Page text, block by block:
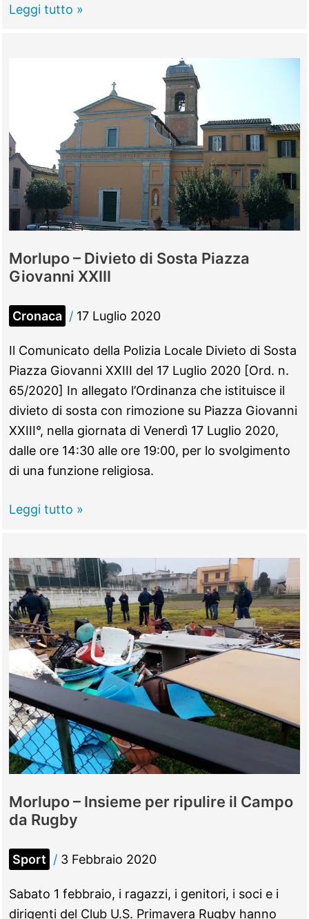
Morlupo
comunali
Leggi tutto »
Morlupo – Divieto di Sosta Piazza
Giovanni XXIII
Cronaca / 17 Luglio 2020
Il Comunicato della Polizia Locale Divieto di Sosta
Piazza Giovanni XXIII del 17 Luglio 2020 [Ord. n.
65/2020] In allegato l’Ordinanza che istituisce il
divieto di sosta con rimozione su Piazza Giovanni
XXIII°, nella giornata di Venerdì 17 Luglio 2020,
dalle ore 14:30 alle ore 19:00, per lo svolgimento
di una funzione religiosa.
Morlupo
di
Sosta
Piazza
Giovanni
XXIII
Leggi tutto »
Morlupo – Insieme per ripulire il Campo
da Rugby
Sport / 3 Febbraio 2020
Sabato 1 febbraio, i ragazzi, i genitori, i soci e i
dirigenti del Club U.S. Primavera Rugby hanno